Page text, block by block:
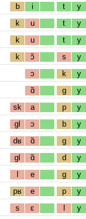
b i t y
k u t y
k u t y
k ɔ̃ s y
ɔ k y
ɑ̃ g y
sk a p y
gl ɔ b y
dʁ ɑ̃ g y
gl ɑ̃ d y
l e g y
pʁ e p y
s ɛ l y